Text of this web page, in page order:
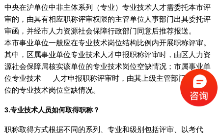
中央在沪单位中非主体系列（专业）专业技术人才需委托本市评
审的，由具有相应职称评审权限的主管单位人事部门出具委托评
审函，并经市人力资源社会保障行政部门同意后推荐报送。
本市事业单位一般应在专业技术岗位结构比例内开展职称评审。
其中，区属事业单位专业技术人才申报职称评审时，由区人力资
源社会保障局核实该单位的专业技术岗位空缺情况；市属事业单
位专业技术 人才申报职称评审时，由其上级主管部门核实该单
位的专业技术岗位空缺情况。
3.专业技术人员如何取得职称？
职称取得方式根据不同的系列、专业和级别包括评审、以考代